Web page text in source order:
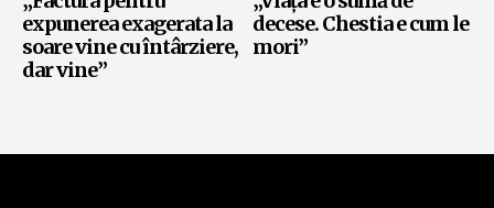
expunerea exagerata la
soare vine cu întârziere,
dar vine”
decese. Chestia e cum le
mori”